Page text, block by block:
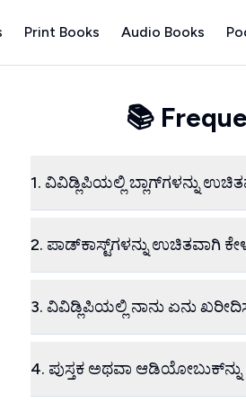
Print Books Audio Books
📚
1. ವಿವಿಡ್ಲಿಪಿಯಲ್ಲಿ ಬ್ಲಾಗ್‌ಗಳನ್ನು
2. ಪಾಡ್‌ಕಾಸ್ಟ್‌ಗಳನ್ನು ಉಚಿತವಾಗಿ
3. ವಿವಿಡ್ಲಿಪಿಯಲ್ಲಿ ನಾನು ಏನು
4. ಪುಸ್ತಕ ಅಥವಾ ಆಡಿಯೋಬುಕ್‌ನ್ನು